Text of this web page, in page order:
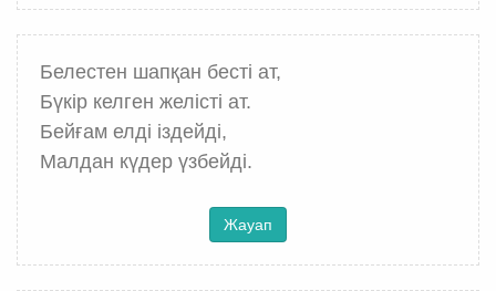
Белестен шапқан бесті ат,
Бүкір келген желісті ат.
Бейғам елді іздейді,
Малдан күдер үзбейді.
Жауап